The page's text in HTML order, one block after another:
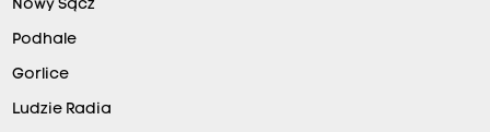
Nowy Sącz
Podhale
Gorlice
Ludzie Radia